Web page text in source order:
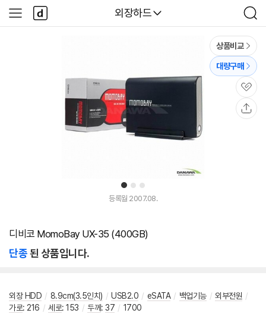
다나와
외장하드
검
색
사
이
다
나
와
1 2 3
상품비교
대량구매
관
심
등록월 2007.08.
디비코 MomoBay UX-35 (400GB)
단종된 상품입니다.
외장 HDD / 8.9cm(3.5인치) / USB2.0 / eSATA / 백업기능 / 외부전원 /
가로: 216 / 세로: 153 / 두께: 37 / 1700